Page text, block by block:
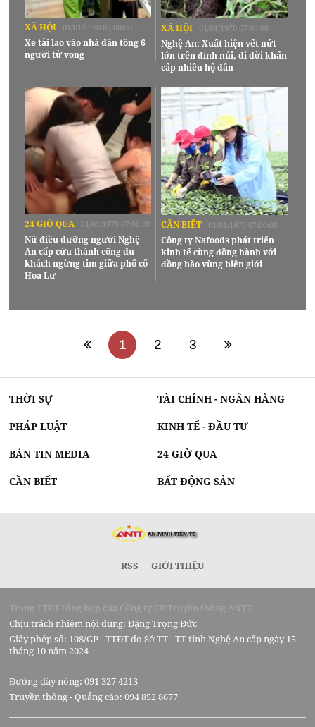
XÃ HỘI 01/01/1970 07:00:00
Xe tải lao vào nhà dân tông 6
người tử vong
XÃ HỘI 01/01/1970 07:00:00
Nghệ An: Xuất hiện vết nứt
lớn trên đỉnh núi, di dời khẩn
cấp nhiều hộ dân
24 GIỜ QUA 01/01/1970 07:00:00
Nữ điều dưỡng người Nghệ
An cấp cứu thành công du
khách ngừng tim giữa phố cổ
Hoa Lư
CẦN BIẾT 01/01/1970 07:00:00
Công ty Nafoods phát triển
kinh tế cùng đồng hành với
đồng bào vùng biên giới
1 2 3
THỜI SỰ TÀI CHÍNH - NGÂN HÀNG
PHÁP LUẬT KINH TẾ - ĐẦU TƯ
BẢN TIN MEDIA 24 GIỜ QUA
CẦN BIẾT BẤT ĐỘNG SẢN
RSS GIỚI THIỆU
Trang TTĐT tổng hợp của Công ty CP Truyền thông ANTT
Chịu trách nhiệm nội dung: Đặng Trọng Đức
Giấy phép số: 108/GP - TTĐT do Sở TT - TT tỉnh Nghệ An cấp ngày 15
tháng 10 năm 2024
Đường dây nóng: 091 327 4213
Truyền thông - Quảng cáo: 094 852 8677